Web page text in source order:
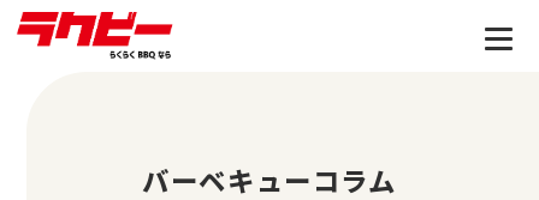
バーベキューコラム